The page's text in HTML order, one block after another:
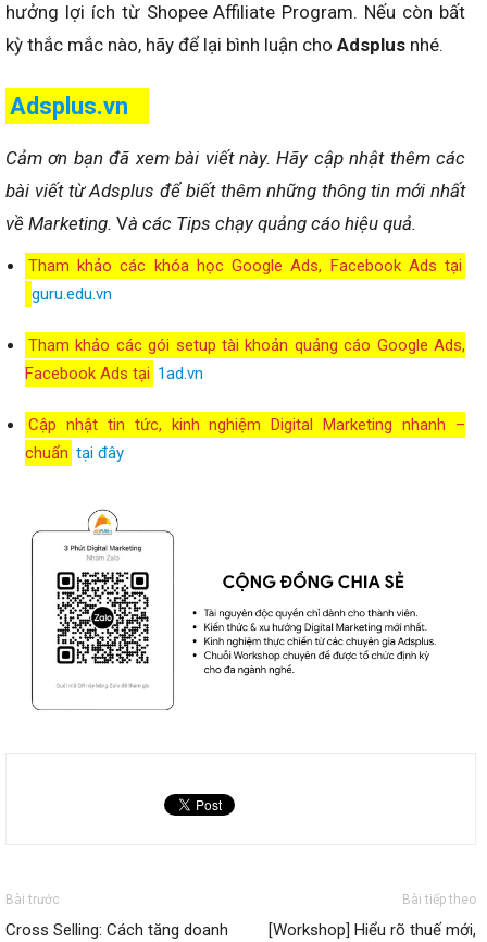
hưởng lợi ích từ Shopee Affiliate Program. Nếu còn bất
kỳ thắc mắc nào, hãy để lại bình luận cho Adsplus nhé.
Adsplus.vn
Cảm ơn bạn đã xem bài viết này. Hãy cập nhật thêm các
bài viết từ Adsplus để biết thêm những thông tin mới nhất
về Marketing. Và các Tips chạy quảng cáo hiệu quả.
Tham khảo các khóa học Google Ads, Facebook Ads tại
guru.edu.vn
Tham khảo các gói setup tài khoản quảng cáo Google Ads,
Facebook Ads tại 1ad.vn
Cập nhật tin tức, kinh nghiệm Digital Marketing nhanh –
chuẩn tại đây
Bài trước
Cross Selling: Cách tăng doanh
Bài tiếp theo
[Workshop] Hiểu rõ thuế mới,